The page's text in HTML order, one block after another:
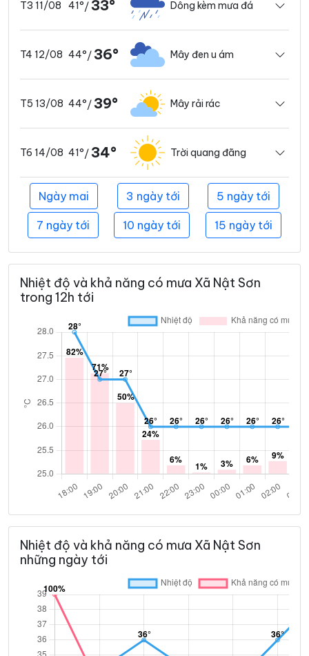
T3 11/08 41°/ 33° Dông kèm mưa đá
T4 12/08 44°/ 36° Mây đen u ám
T5 13/08 44°/ 39° Mây rải rác
T6 14/08 41°/ 34° Trời quang đãng
Ngày mai 3 ngày tới 5 ngày tới
7 ngày tới 10 ngày tới 15 ngày tới
Nhiệt độ và khả năng có mưa Xã Nật Sơn
trong 12h tới
Nhiệt độ và khả năng có mưa Xã Nật Sơn
những ngày tới